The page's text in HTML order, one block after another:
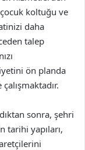
koltuğu ve
daha
talep
ön planda
sonra, şehri
tarihi yapıları,